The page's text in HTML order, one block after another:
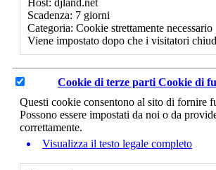
Host: djland.net
Scadenza: 7 giorni
Categoria: Cookie strettamente necessario
Viene impostato dopo che i visitatori
Cookie di terze parti Cookie di
Questi cookie consentono al sito di fornire
Possono essere impostati da noi o da
correttamente.
Visualizza il testo legale completo